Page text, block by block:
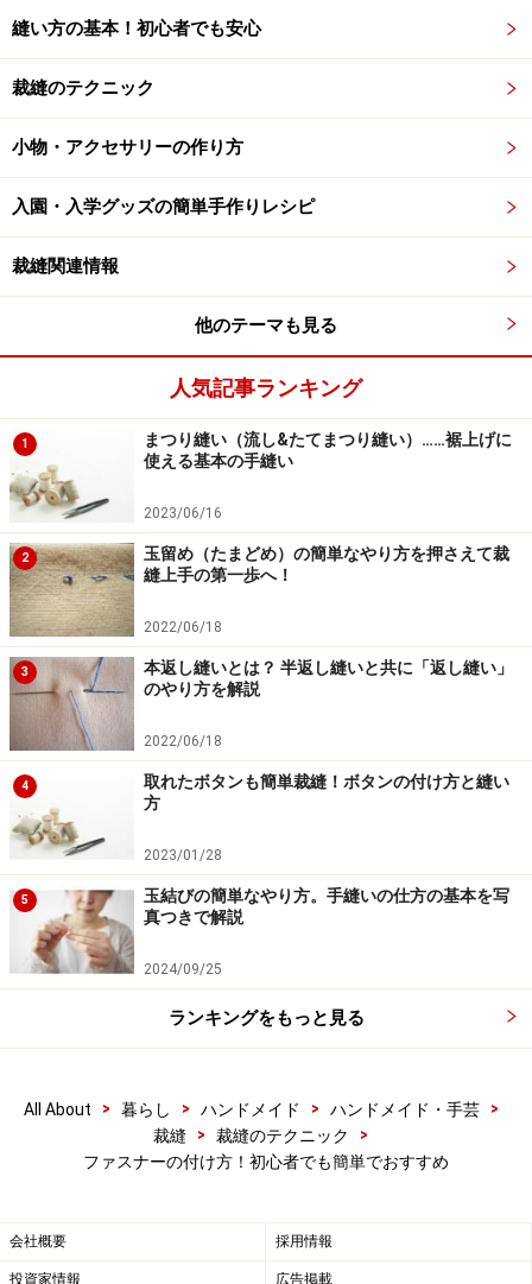
りにあたるように縫います。縫い始めと縫い終わりは、
返し縫いを忘れないように。
ファスナーを中心に、布の表が内側になるように折ります
5：ファスナーを中心に、布を中表に折り合わせます。
後で入れ口から布をひっくり返すので、ファスナーは開
けておきます。次に脇と底を縫います。脇を縫う時に、
ファスナーと重なる箇所が縫いにくければ、手で縫って
ファスナーが隠れない付け方なので、サイズと色のあったも
のを選んでください
6：ファスナーの余り布が多い場合は、内側に少し折っ
て、画像のように、手縫いでまつります。
仮縫いさえきちんとしておけば、意外に簡単にできますよ
7：開けてあるファスナーの箇所から、布をひっくり返
して出来上がり。
【関連記事】
クッションカバーの作り方！ファスナーなしで簡単
お財布ポシェットの作り方！カードや携帯の持ち運
縫い方の基本！初心者でも安心
裁縫のテクニック
小物・アクセサリーの作り方
入園・入学グッズの簡単手作りレシピ
裁縫関連情報
他のテーマも見る
人気記事ランキング
1
まつり縫い（流し&たてまつり縫い）……裾上げに
使える基本の手縫い
2023/06/16
2
玉留め（たまどめ）の簡単なやり方を押さえて裁
縫上手の第一歩へ！
2022/06/18
3
本返し縫いとは？ 半返し縫いと共に「返し縫い」
のやり方を解説
2022/06/18
4
取れたボタンも簡単裁縫！ボタンの付け方と縫い
方
2023/01/28
5
玉結びの簡単なやり方。手縫いの仕方の基本を写
真つきで解説
2024/09/25
ランキングをもっと見る
All About > 暮らし > ハンドメイド > ハンドメイド・手芸
>
裁縫
> 裁縫のテクニック
>
ファスナーの付け方！初心者でも簡単でおすすめ
会社概要 採用情報
投資家情報 広告掲載